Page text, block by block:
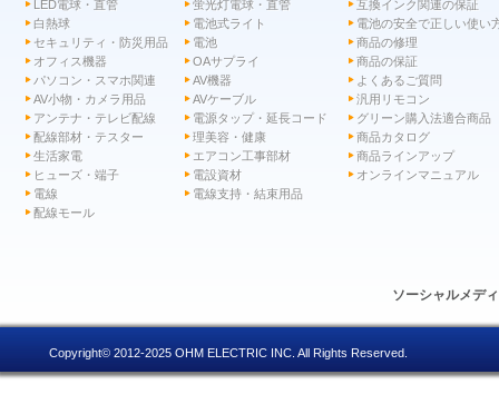
LED電球・直管
蛍光灯電球・直管
白熱球
電池式ライト
セキュリティ・防災用品
電池
オフィス機器
OAサプライ
パソコン・スマホ関連
AV機器
AV小物・カメラ用品
AVケーブル
アンテナ・テレビ配線
電源タップ・延長コード
配線部材・テスター
理美容・健康
生活家電
エアコン工事部材
ヒューズ・端子
電設資材
電線
電線支持・結束用品
配線モール
互換インク関連の保証
電池の安全で正しい使い
商品の修理
商品の保証
よくあるご質問
汎用リモコン
グリーン購入法適合商品
商品カタログ
商品ラインアップ
オンラインマニュアル
ソーシャルメデ
Copyright© 2012-2025 OHM ELECTRIC INC. All Rights Reserved.